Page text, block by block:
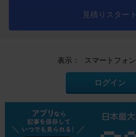
見積りスタート
表示： スマートフォン
ログイン